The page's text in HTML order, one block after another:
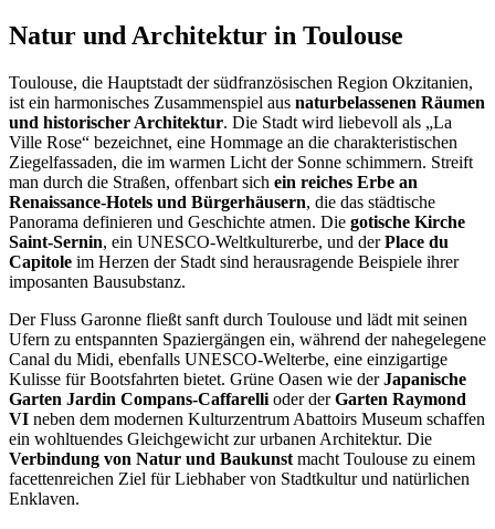
Natur und Architektur in Toulouse
Toulouse, die Hauptstadt der südfranzösischen Region Okzitanien,
ist ein harmonisches Zusammenspiel aus naturbelassenen Räumen
und historischer Architektur. Die Stadt wird liebevoll als „La
Ville Rose“ bezeichnet, eine Hommage an die charakteristischen
Ziegelfassaden, die im warmen Licht der Sonne schimmern. Streift
man durch die Straßen, offenbart sich ein reiches Erbe an
Renaissance-Hotels und Bürgerhäusern, die das städtische
Panorama definieren und Geschichte atmen. Die gotische Kirche
Saint-Sernin, ein UNESCO-Weltkulturerbe, und derPlace du
Capitole im Herzen der Stadt sind herausragende Beispiele ihrer
imposanten Bausubstanz.
Der Fluss Garonne fließt sanft durch Toulouse und lädt mit seinen
Ufern zu entspannten Spaziergängen ein, während der nahegelegene
Canal du Midi, ebenfalls UNESCO-Welterbe, eine einzigartige
Kulisse für Bootsfahrten bietet. Grüne Oasen wie derJapanische
Garten Jardin Compans-Caffarelli oder derGarten Raymond
VI neben dem modernen Kulturzentrum Abattoirs Museum schaffen
ein wohltuendes Gleichgewicht zur urbanen Architektur. Die
Verbindung von Natur und Baukunst macht Toulouse zu einem
facettenreichen Ziel für Liebhaber von Stadtkultur und natürlichen
Enklaven.